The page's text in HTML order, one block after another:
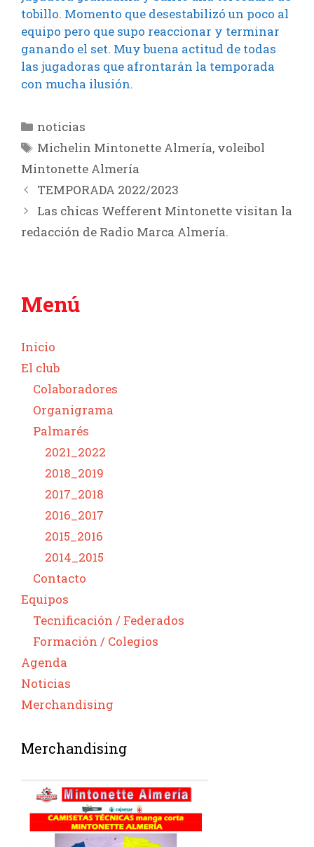
tobillo. Momento que desestabilizó un poco al
equipo pero que supo reaccionar y terminar
ganando el set. Muy buena actitud de todas
las jugadoras que afrontarán la temporada
con mucha ilusión.
Categorías
noticias
Etiquetas
Michelin Mintonette Almería, voleibol
Mintonette Almería
TEMPORADA 2022/2023
Las chicas Wefferent Mintonette visitan la
redacción de Radio Marca Almería.
Menú
Inicio
El club
Colaboradores
Organigrama
Palmarés
2021_2022
2018_2019
2017_2018
2016_2017
2015_2016
2014_2015
Contacto
Equipos
Tecnificación / Federados
Formación / Colegios
Agenda
Noticias
Merchandising
Merchandising